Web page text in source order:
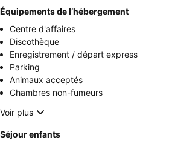
Équipements de l’hébergement
Centre d'affaires
Discothèque
Enregistrement / départ express
Parking
Animaux acceptés
Chambres non-fumeurs
Voir plus
Séjour enfants